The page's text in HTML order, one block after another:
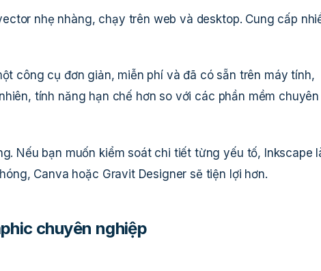
nhẹ nhàng, chạy trên web và desktop. Cung cấp
công cụ đơn giản, miễn phí và đã có sẵn trên máy tính,
tính năng hạn chế hơn so với các phần mềm chuyên
Nếu bạn muốn kiểm soát chi tiết từng yếu tố, Inkscape
Canva hoặc Gravit Designer sẽ tiện lợi hơn.
chuyên nghiệp